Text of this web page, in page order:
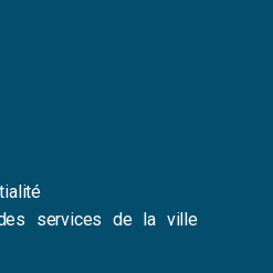
services de la ville